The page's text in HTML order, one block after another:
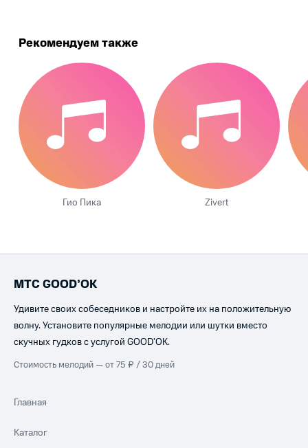
Рекомендуем также
Гио Пика Zivert
МТС GOOD’OK
Удивите своих собеседников и настройте их на положительную
волну. Установите популярные мелодии или шутки вместо
скучных гудков с услугой GOOD’OK.
Стоимость мелодий — от 75 ₽ / 30 дней
Главная
Каталог